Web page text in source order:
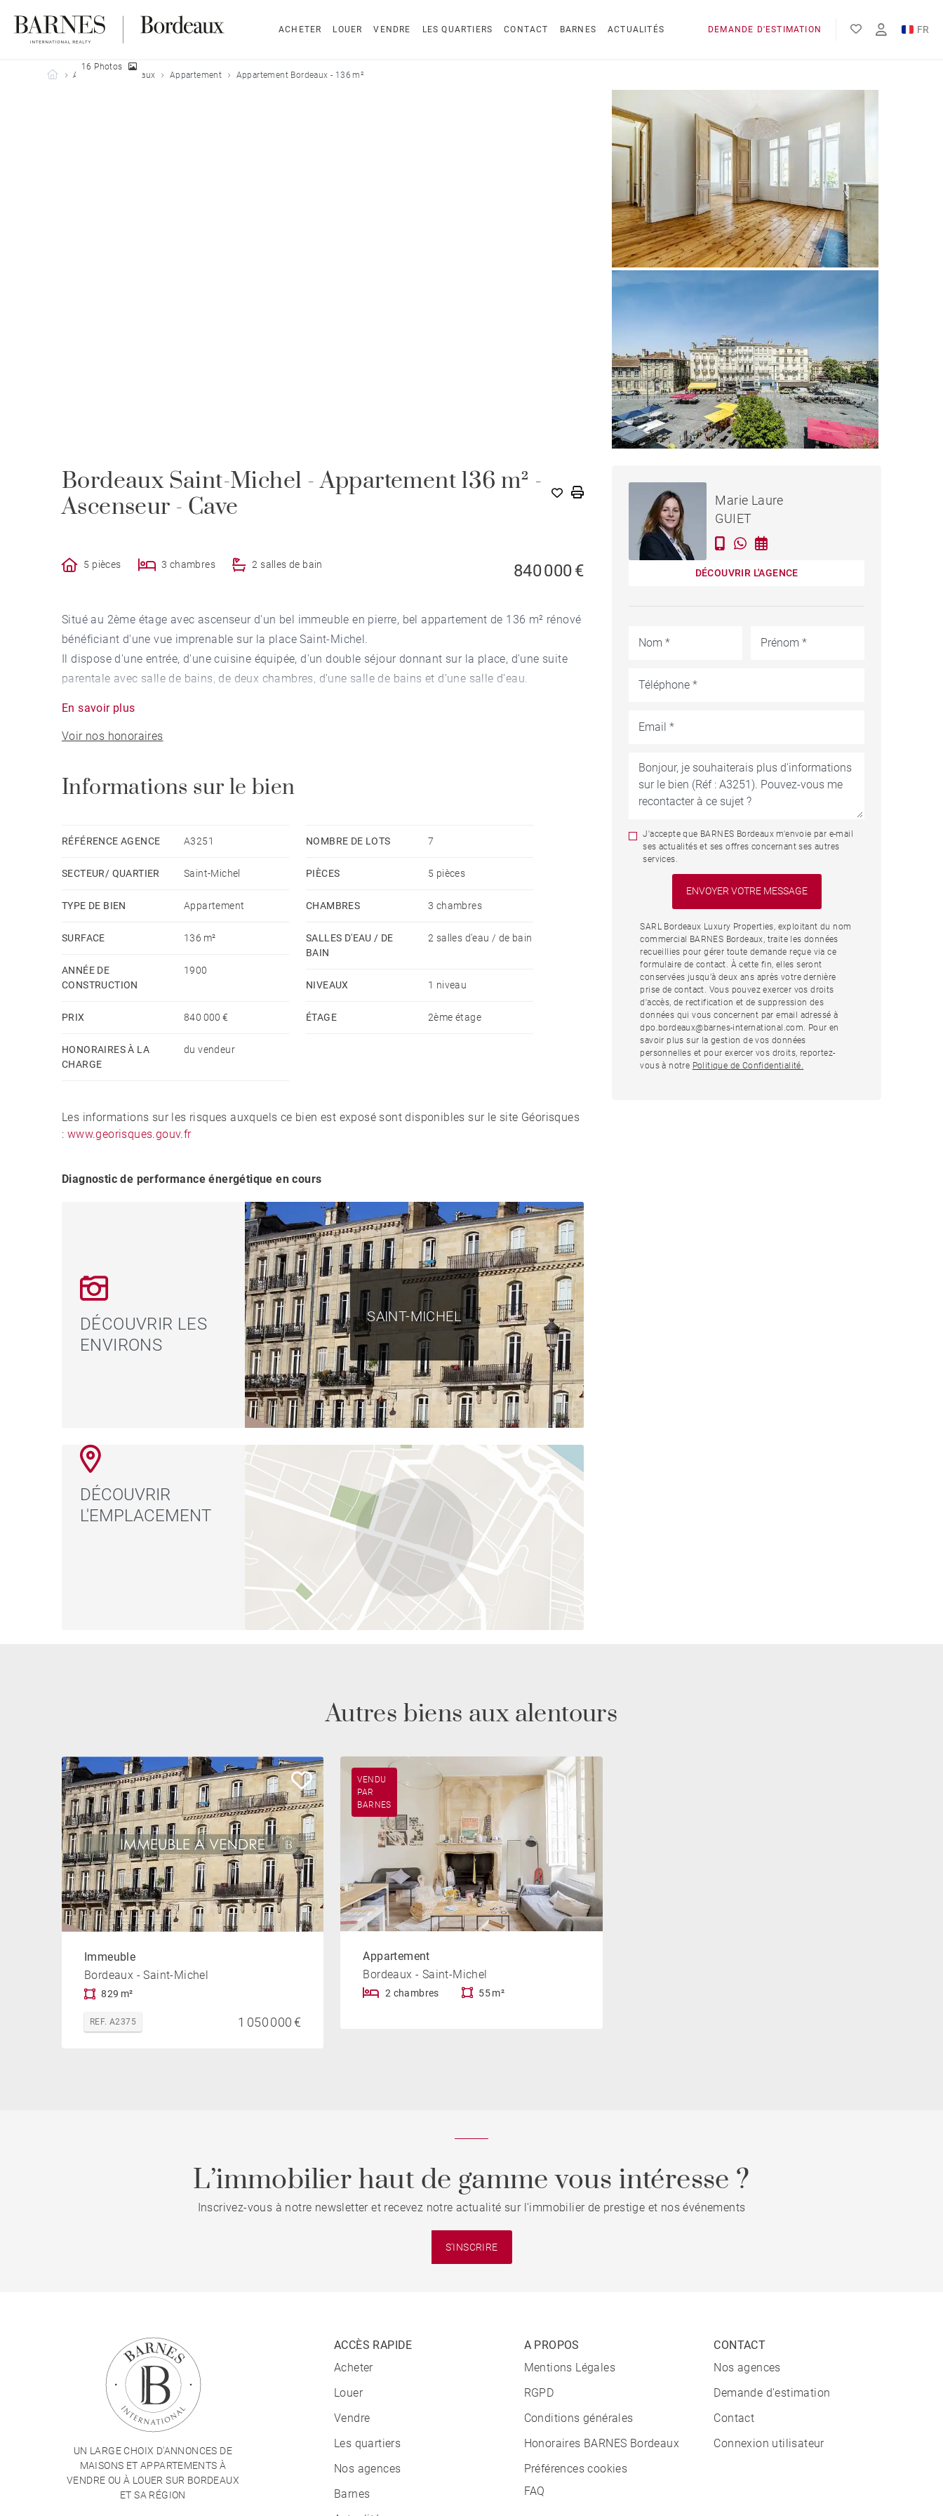
ACHETER LOUER VENDRE LES QUARTIERS CONTACT BARNES ACTUALITÉS DEMANDE D'ESTIMATION
FR
Barnes Bordeaux
Acheter Bordeaux Appartement Appartement Bordeaux - 136 m²
16 Photos
Bordeaux Saint-Michel - Appartement 136 m² -
Ascenseur - Cave
5 pièces 3 chambres 2 salles de bain 840 000 €
Situé au 2ème étage avec ascenseur d'un bel immeuble en pierre, bel appartement de 136 m² rénové
bénéficiant d'une vue imprenable sur la place Saint-Michel.
Il dispose d'une entrée, d'une cuisine équipée, d'un double séjour donnant sur la place, d'une suite
parentale avec salle de bains, de deux chambres, d'une salle de bains et d'une salle d'eau.
(Proposition d'aménagement virtuel non contractuelle)
En savoir plus
Voir nos honoraires
Informations sur le bien
RÉFÉRENCE AGENCE A3251
SECTEUR/ QUARTIER Saint-Michel
TYPE DE BIEN Appartement
SURFACE 136 m²
ANNÉE DE
CONSTRUCTION
1900
PRIX 840 000 €
HONORAIRES À LA
CHARGE
du vendeur
NOMBRE DE LOTS 7
PIÈCES 5 pièces
CHAMBRES 3 chambres
SALLES D'EAU / DE
BAIN
2 salles d'eau / de bain
NIVEAUX 1 niveau
ÉTAGE 2ème étage
Les informations sur les risques auxquels ce bien est exposé sont disponibles sur le site Géorisques
: www.georisques.gouv.fr
Diagnostic de performance énergétique en cours
DÉCOUVRIR LES
ENVIRONS
SAINT-MICHEL
DÉCOUVRIR
L'EMPLACEMENT
APPARTEMENT BORDEAUX
- 136 M²Marie Laure
GUIET
DÉCOUVRIR L'AGENCE
J'accepte que BARNES Bordeaux m'envoie par e-mail
ses actualités et ses offres concernant ses autres
services.
SARL Bordeaux Luxury Properties, exploitant du nom
commercial BARNES Bordeaux, traite les données
recueillies pour gérer toute demande reçue via ce
formulaire de contact. À cette fin, elles seront
conservées jusqu’à deux ans après votre dernière
prise de contact. Vous pouvez exercer vos droits
d'accès, de rectification et de suppression des
données qui vous concernent par email adressé à
dpo.bordeaux@barnes-international.com. Pour en
savoir plus sur la gestion de vos données
personnelles et pour exercer vos droits, reportez-
vous à notre Politique de Confidentialité.
Autres biens aux alentours
Immeuble
Bordeaux - Saint-Michel
829 m²
REF. A2375 1 050 000 €
VENDU
PAR
BARNES
Appartement
Bordeaux - Saint-Michel
2 chambres 55 m²
L’immobilier haut de gamme vous intéresse ?
Inscrivez-vous à notre newsletter et recevez notre actualité sur l'immobilier de prestige et nos événements
S'INSCRIRE
UN LARGE CHOIX D'ANNONCES DE
MAISONS ET APPARTEMENTS À
VENDRE OU À LOUER SUR BORDEAUX
ET SA RÉGION
ACCÈS RAPIDE
Acheter
Louer
Vendre
Les quartiers
Nos agences
Barnes
A PROPOS
Mentions Légales
RGPD
Conditions générales
Honoraires BARNES Bordeaux
Préférences cookies
FAQ
CONTACT
Nos agences
Demande d'estimation
Contact
Connexion utilisateur